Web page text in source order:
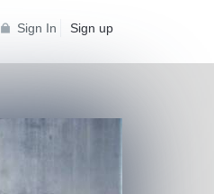
Sign In Sign up